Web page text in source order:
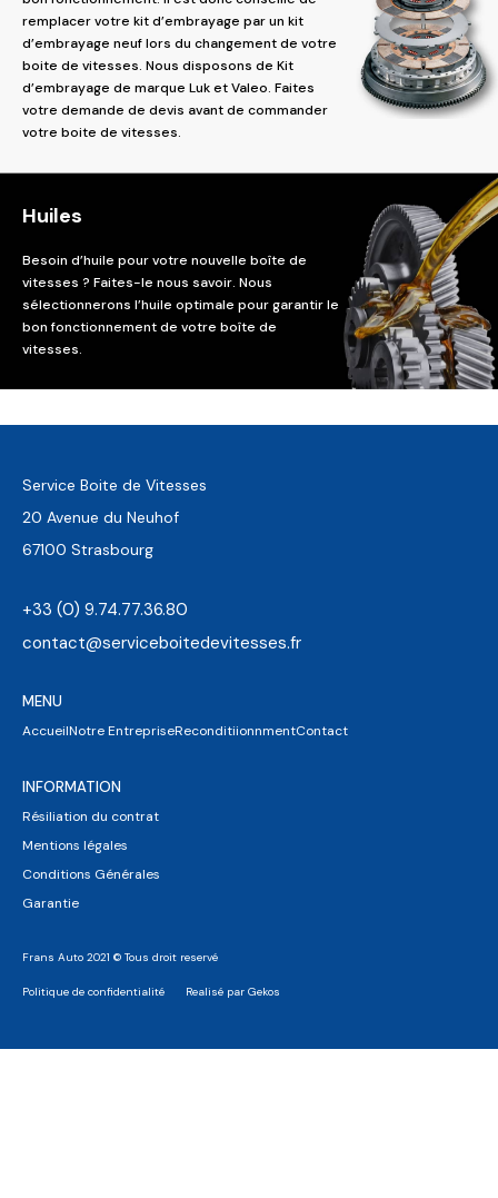
remplacer votre kit d’embrayage par un kit
d’embrayage neuf lors du changement de votre
boite de vitesses. Nous disposons de Kit
d’embrayage de marque Luk et Valeo. Faites
votre demande de devis avant de commander
votre boite de vitesses.
Huiles
Besoin d’huile pour votre nouvelle boîte de
vitesses ? Faites-le nous savoir. Nous
sélectionnerons l’huile optimale pour garantir le
bon fonctionnement de votre boîte de
vitesses.
Service Boite de Vitesses
20 Avenue du Neuhof
67100 Strasbourg
+33 (0) 9.74.77.36.80
contact@serviceboitedevitesses.fr
MENU
AccueilNotre EntrepriseReconditiionnmentContact
INFORMATION
Résiliation du contrat
Mentions légales
Conditions Générales
Garantie
Frans Auto 2021 © Tous droit reservé
Politique de confidentialité Realisé par Gekos